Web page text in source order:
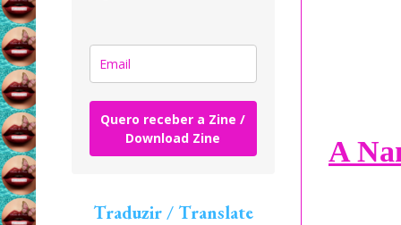
A
Quero receber a Zine /
Download Zine
Traduzir / Translate